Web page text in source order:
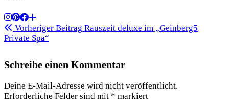
Vorheriger Beitrag Rauszeit deluxe im „Geinberg5
Private Spa“
Schreibe einen Kommentar
Deine E-Mail-Adresse wird nicht veröffentlicht.
Erforderliche Felder sind mit * markiert